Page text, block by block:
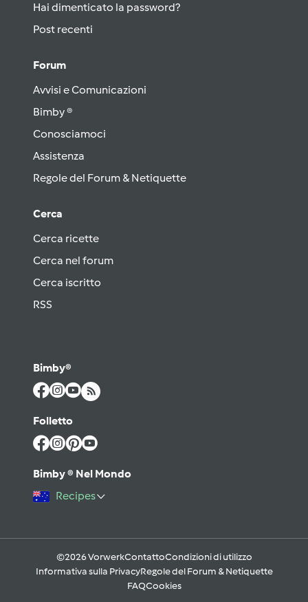
Hai dimenticato la password?
Post recenti
Forum
Avvisi e Comunicazioni
Bimby ®
Conosciamoci
Assistenza
Regole del Forum & Netiquette
Cerca
Cerca ricette
Cerca nel forum
Cerca iscritto
RSS
Bimby®
Folletto
Bimby ® Nel Mondo
Recipes
©2026 VorwerkContattoCondizioni di utilizzo
Informativa sulla PrivacyRegole del Forum & Netiquette
FAQCookies